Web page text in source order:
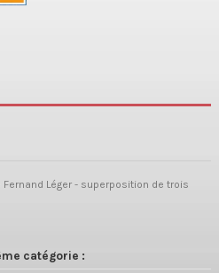
Léger - superposition de trois
catégorie :